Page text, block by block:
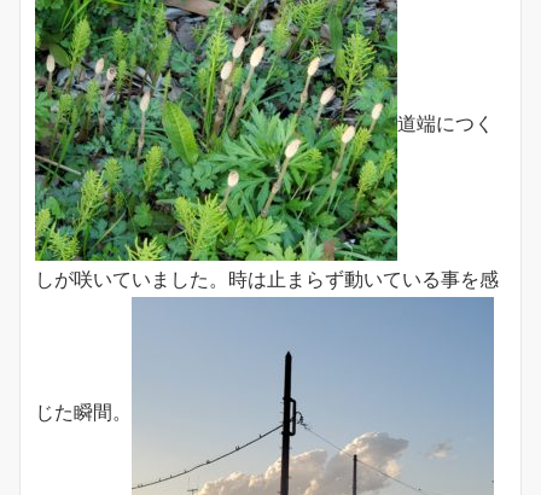
道端につく
しが咲いていました。時は止まらず動いている事を感
じた瞬間。